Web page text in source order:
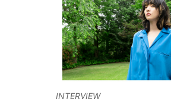
INTERVIEW